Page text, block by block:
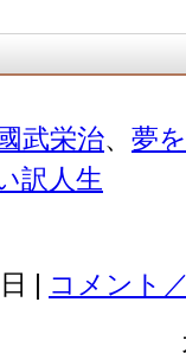
武栄治、 夢
訳人生
| コメント